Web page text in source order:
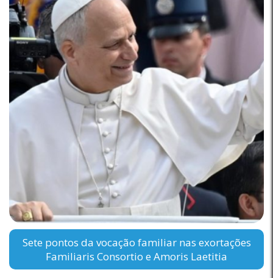
Sete pontos da vocação familiar nas exortações
Familiaris Consortio e Amoris Laetitia